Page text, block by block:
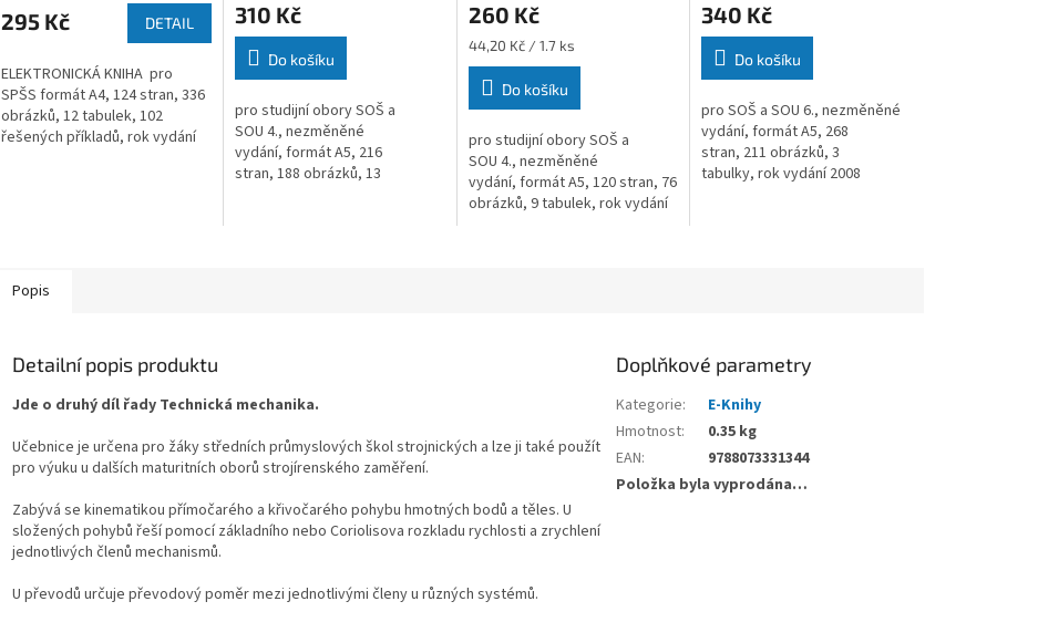
295 Kč DETAIL
ELEKTRONICKÁ KNIHA pro
SPŠS formát A4, 124 stran, 336
obrázků, 12 tabulek, 102
řešených příkladů, rok vydání
310 Kč
Do košíku
pro studijní obory SOŠ a
SOU 4., nezměněné
vydání, formát A5, 216
stran, 188 obrázků, 13
260 Kč
Měrná
cena:
44,20 Kč / 1.7 ks
Do košíku
pro studijní obory SOŠ a
SOU 4., nezměněné
vydání, formát A5, 120 stran, 76
obrázků, 9 tabulek, rok vydání
340 Kč
Do košíku
pro SOŠ a SOU 6., nezměněné
vydání, formát A5, 268
stran, 211 obrázků, 3
tabulky, rok vydání 2008
Popis
Detailní popis produktu
Jde o druhý díl řady Technická mechanika.
Učebnice je určena pro žáky středních průmyslových škol strojnických a lze ji také použít
pro výuku u dalších maturitních oborů strojírenského zaměření.
Zabývá se kinematikou přímočarého a křivočarého pohybu hmotných bodů a těles. U
složených pohybů řeší pomocí základního nebo Coriolisova rozkladu rychlosti a zrychlení
jednotlivých členů mechanismů.
U převodů určuje převodový poměr mezi jednotlivými členy u různých systémů.
Doplňkové parametry
Kategorie:
E-Knihy
Hmotnost:
0.35 kg
EAN:
9788073331344
Položka byla vyprodána…